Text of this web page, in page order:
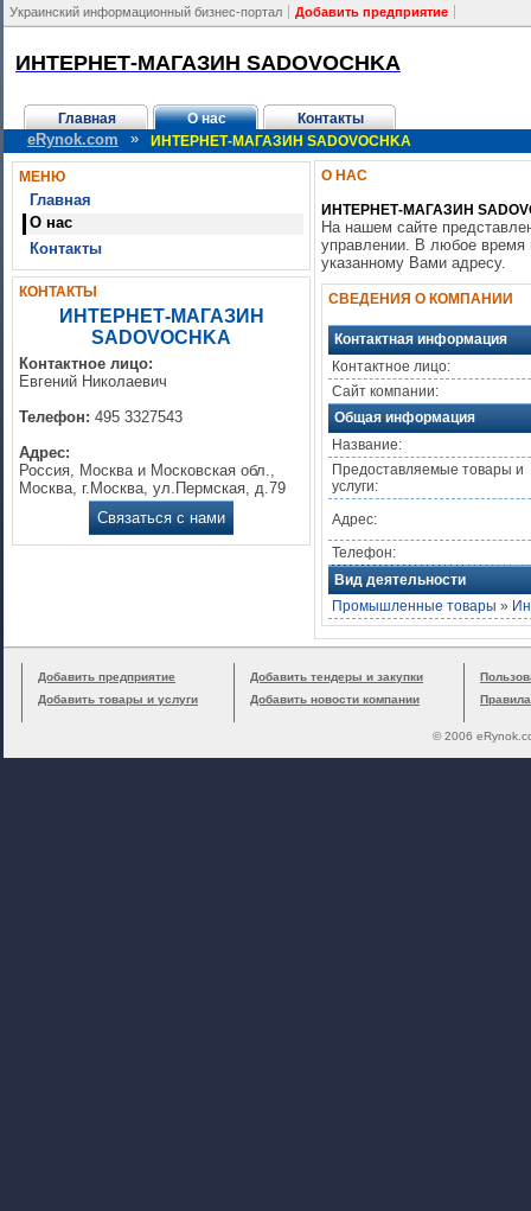
Украинский информационный бизнес-портал Добавить предприятие
ИНТЕРНЕТ-МАГАЗИН SADOVOCHKA
Главная О нас Контакты
eRynok.com » ИНТЕРНЕТ-МАГАЗИН SADOVOCHKA
МЕНЮ
Главная
О нас
Контакты
КОНТАКТЫ
ИНТЕРНЕТ-МАГАЗИН
SADOVOCHKA
Контактное лицо:
Евгений Николаевич
Телефон: 495 3327543
Адрес:
Россия, Москва и Московская обл.,
Москва, г.Москва, ул.Пермская, д.79
Связаться с нами
О НАС
ИНТЕРНЕТ-МАГАЗИН
На нашем сайте
управлении. В любое время
указанному Вами адресу.
СВЕДЕНИЯ О КОМПАНИИ
Контактная информация
Контактное лицо:
Сайт компании:
Общая информация
Название:
Предоставляемые товары и
услуги:
Адрес:
Телефон:
Вид деятельности
Промышленные товары »
Добавить предприятие
Добавить товары и услуги
Добавить тендеры и закупки
Добавить новости компании
© 2006